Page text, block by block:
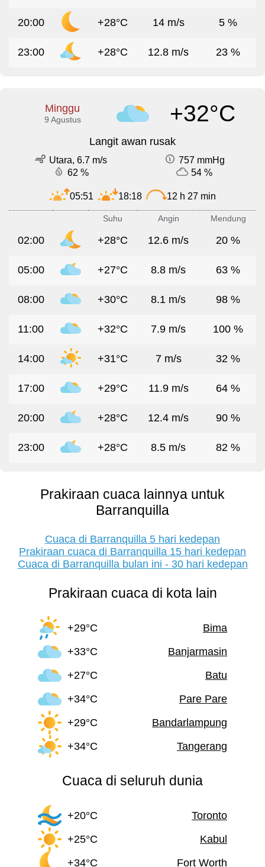
20:00 +28°C 14 m/s 5 %
23:00 +28°C 12.8 m/s 23 %
Minggu
9 Agustus +32°C
Langit awan rusak
Utara, 6.7 m/s
757 mmHg
62 %
54 %
05:51 18:18 12 h 27 min
Suhu Angin Mendung
02:00 +28°C 12.6 m/s 20 %
05:00 +27°C 8.8 m/s 63 %
08:00 +30°C 8.1 m/s 98 %
11:00 +32°C 7.9 m/s 100 %
14:00 +31°C 7 m/s 32 %
17:00 +29°C 11.9 m/s 64 %
20:00 +28°C 12.4 m/s 90 %
23:00 +28°C 8.5 m/s 82 %
Prakiraan cuaca lainnya untuk
Barranquilla
Cuaca di Barranquilla 5 hari kedepan
Prakiraan cuaca di Barranquilla 15 hari kedepan
Cuaca di Barranquilla bulan ini - 30 hari kedepan
Prakiraan cuaca di kota lain
+29°C
Bima
+33°C
Banjarmasin
+27°C
Batu
+34°C
Pare Pare
+29°C
Bandarlampung
+34°C
Tangerang
Cuaca di seluruh dunia
+20°C
Toronto
+25°C
Kabul
+34°C
Fort Worth